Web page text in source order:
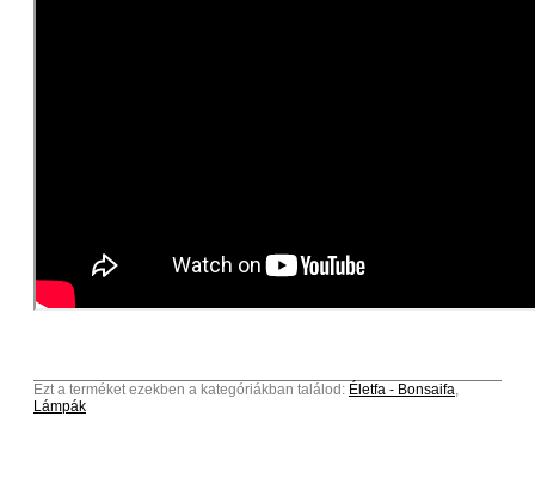
Ezt a terméket ezekben a kategóriákban találod: Életfa - Bonsaifa,
Lámpák